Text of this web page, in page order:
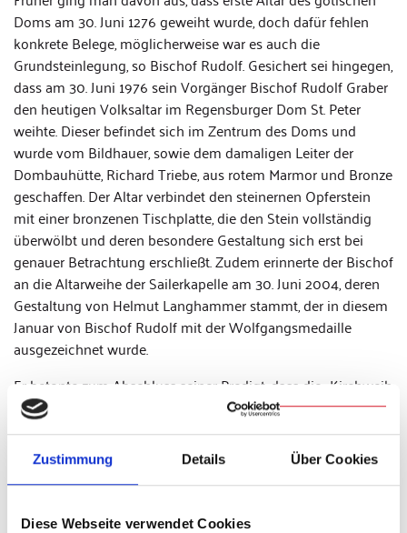
Zustimmung Details Über Cookies
Diese Webseite verwendet Cookies
Doms am 30. Juni 1276 geweiht wurde, doch dafür fehlen
konkrete Belege, möglicherweise war es auch die
Grundsteinlegung, so Bischof Rudolf. Gesichert sei hingegen,
dass am 30. Juni 1976 sein Vorgänger Bischof Rudolf Graber
den heutigen Volksaltar im Regensburger Dom St. Peter
weihte. Dieser befindet sich im Zentrum des Doms und
wurde vom Bildhauer, sowie dem damaligen Leiter der
Dombauhütte, Richard Triebe, aus rotem Marmor und Bronze
geschaffen. Der Altar verbindet den steinernen Opferstein
mit einer bronzenen Tischplatte, die den Stein vollständig
überwölbt und deren besondere Gestaltung sich erst bei
genauer Betrachtung erschließt. Zudem erinnerte der Bischof
an die Altarweihe der Sailerkapelle am 30. Juni 2004, deren
Gestaltung von Helmut Langhammer stammt, der in diesem
Januar von Bischof Rudolf mit der Wolfgangsmedaille
ausgezeichnet wurde.
Er betonte zum Abschluss seiner Predigt, dass die „Kirchweih
in Bayern seit jeher ein bedeutendes Fest ist“ und Anlass
gebe, für die schönen Kirchen im ganzen Bistum dankbar zu
sein. Diese seien Orte, an denen Menschen Gott auf
besondere Weise begegnen und im Brot des Lebens
Gemeinschaft erfahren können. Durch Jesus Christus würden
die Gläubigen zu einer großen Familie von Schwestern und